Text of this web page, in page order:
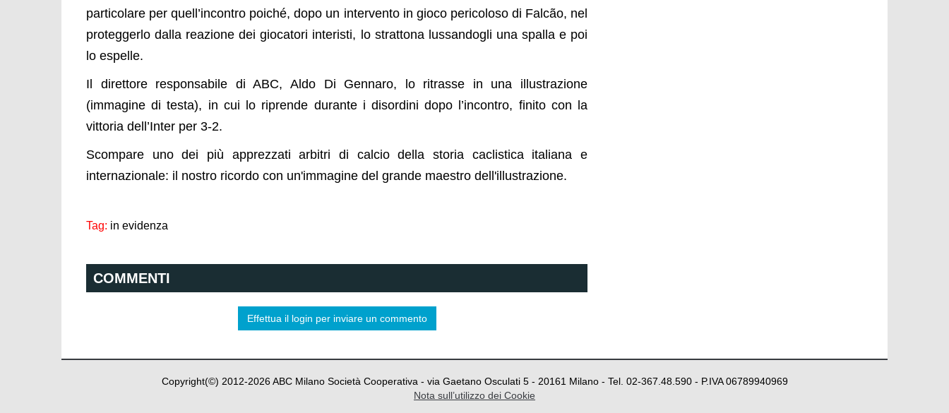
particolare per quell’incontro poiché, dopo un intervento in gioco pericoloso di Falcão, nel
proteggerlo dalla reazione dei giocatori interisti, lo strattona lussandogli una spalla e poi
lo espelle.
Il direttore responsabile di ABC, Aldo Di Gennaro, lo ritrasse in una illustrazione
(immagine di testa), in cui lo riprende durante i disordini dopo l’incontro, finito con la
vittoria dell’Inter per 3-2.
Scompare uno dei più apprezzati arbitri di calcio della storia caclistica italiana e
internazionale: il nostro ricordo con un'immagine del grande maestro dell'illustrazione.
Tag: in evidenza
COMMENTI
Effettua il login per inviare un commento
Copyright(©) 2012-2026ABC Milano Società Cooperativa - via Gaetano Osculati 5 - 20161 Milano - Tel. 02-367.48.590 - P.IVA 06789940969
Nota sull’utilizzo dei Cookie